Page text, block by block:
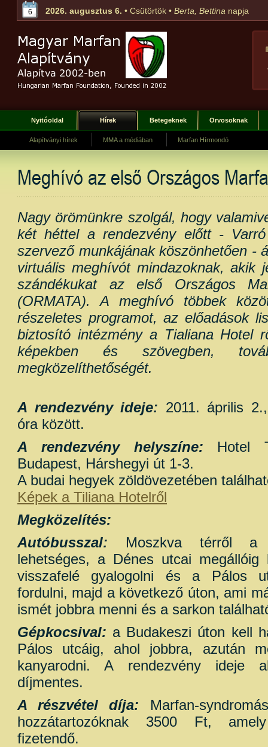
6 2026. augusztus 6. • Csütörtök • Berta, Bettina napja
Nyitóoldal Hírek Betegeknek Orvosoknak
Alapítványi hírek MMA a médiában Marfan Hírmondó
Meghívó az első Országos
Nagy örömünkre szolgál, hogy
két héttel a rendezvény előtt -
szervező munkájának köszönhetően -
virtuális meghívót mindazoknak, akik
szándékukat az első Országos
(ORMATA). A meghívó többek
részeletes programot, az előadások
biztosító intézmény a Tialiana Hotel
képekben és szövegben,
megközelíthetőségét.
A rendezvény ideje: 2011. április
óra között.
A rendezvény helyszíne: Hotel
Budapest, Hárshegyi út 1-3.
A budai hegyek zöldövezetében
Képek a Tiliana Hotelről
Megközelítés:
Autóbusszal: Moszkva térről a
lehetséges, a Dénes utcai megállóig
visszafelé gyalogolni és a Pálos
fordulni, majd a következő úton, ami
ismét jobbra menni és a sarkon
Gépkocsival: a Budakeszi úton kell
Pálos utcáig, ahol jobbra, azután
kanyarodni. A rendezvény ideje
díjmentes.
A részvétel díja: Marfan-
hozzátartozóknak 3500 Ft,
fizetendő.